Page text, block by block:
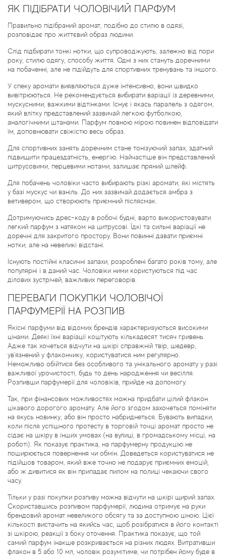
ЯК ПІДІБРАТИ ЧОЛОВІЧИЙ ПАРФУМ
Правильно підібраний аромат, подібно до стилю в одязі,
розповідає про життєвий образ людини.
Слід підбирати тонкі нотки, що супроводжують, залежно від пори
року, стилю одягу, способу життя. Одні з них стануть доречними
на побаченні, але не підійдуть для спортивних тренувань та іншого.
У спеку аромати виявляються дуже інтенсивно, вони швидко
вивітрюються. Не рекомендується вибирати варіації із деревними,
мускусними, важкими відтінками. Існує і якась паралель з одягом,
який влітку представлений зазвичай легкою футболкою,
аналогічними штанами. Парфум повною мірою повинен відповідати
їм, доповнювати свіжістю весь образ.
Для спортивних занять доречним стане тонізуючий запах, здатний
підвищити працездатність, енергію. Найчастіше він представлений
цитрусовими, перцевими нотами, залишає пряний шлейф.
Для побачень чоловіки часто вибирають різкі аромати, які містять
у базі мускус чи ваніль. До них зазвичай додається амбра з
ветивером, що створюють приємний післясмак.
Дотримуючись дрес-коду в робочі будні, варто використовувати
легкий парфум з натяком на цитрусові. Їдкі та сильні варіації не
доречні для закритого простору. Вони повинні давати приємні
нотки, але на невеликі відстані.
Існують постійні класичні запахи, розроблені багато років тому, але
популярні і в даний час. Чоловіки ними користуються під час
ділових зустрічей, важливих переговорів.
ПЕРЕВАГИ ПОКУПКИ ЧОЛОВІЧОЇ
ПАРФУМЕРІЇ НА РОЗПИВ
Якісні парфуми від відомих брендів характеризуються високими
цінами. Деякі їхні варіації коштують кількадесят тисяч гривень.
Адже так хочеться відчути на шкірі справжній твір, шедевр,
ув'язнений у флакончику, користуватися ним регулярно.
Неможливо обійтися без особливого та унікального аромату у разі
важливої урочистості, будь то день народження чи весілля.
Розпивши парфумерії для чоловіків, прийде на допомогу.
Так, при фінансових можливостях можна придбати цілий флакон
цікавого дорогого аромату. Але його згодом захочеться поміняти
на якусь новинку, або він просто набриднеться. Бувають випадки,
коли після успішного протесту в торговій точці аромат просто не
сідає на шкіру в інших умовах (на вулиці, в громадському місці, на
роботі). Як показує практика, на парфумерну продукцію не
поширюється повернення чи обмін. Доведеться користуватися не
підійшов товаром, який вже точно не подарує приємних емоцій,
або ж дивитися як він припадає пилом на полиці чекаючи свого
часу.
Тільки у разі покупки розпиву можна відчути на шкірі щирий запах.
Скориставшись розпивом парфумерії, людина отримує на руки
брендовий аромат невеликого обсягу та за доступною ціною. Цієї
кількості вистачить на якийсь час, щоб розібратися в його контакті
зі шкірою, реакції з боку оточення. Практика показує, що той
самий парфум інакше розкривається на різних людях. Витративши
флакон в 5 або 10 мл, чоловік розумітиме, чи потрібен йому буде в